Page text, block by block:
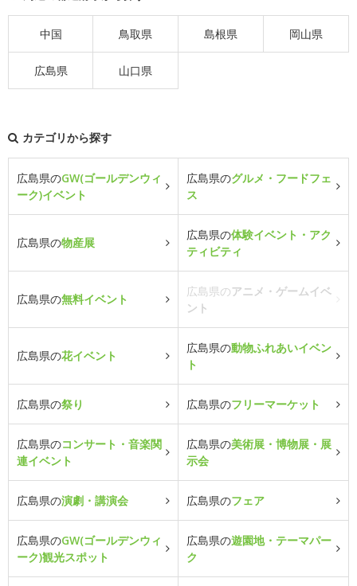
中国 鳥取県 島根県 岡山県
広島県 山口県
カテゴリから探す
広島県のGW(ゴールデンウィ
ーク)イベント
広島県のグルメ・フードフェ
ス
広島県の物産展
広島県の体験イベント・アク
ティビティ
広島県の無料イベント
広島県のアニメ・ゲームイベ
ント
広島県の花イベント
広島県の動物ふれあいイベン
ト
広島県の祭り 広島県のフリーマーケット
広島県のコンサート・音楽関
連イベント
広島県の美術展・博物展・展
示会
広島県の演劇・講演会 広島県のフェア
広島県のGW(ゴールデンウィ
ーク)観光スポット
広島県の遊園地・テーマパー
ク